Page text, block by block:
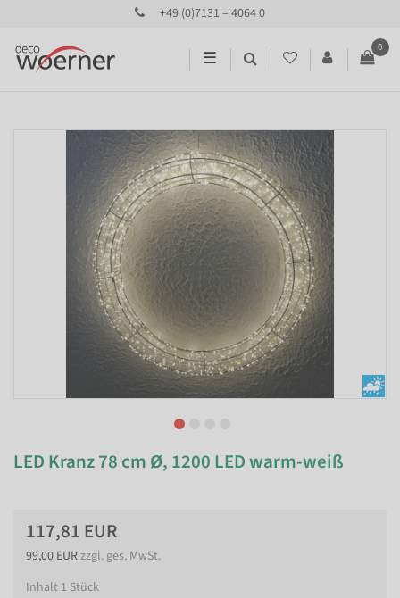
+49 (0)7131 – 4064 0
☰
0
LED Kranz 78 cm Ø, 1200 LED warm-weiß
117,81 EUR
99,00 EURzzgl. ges. MwSt.
Inhalt 1 Stück